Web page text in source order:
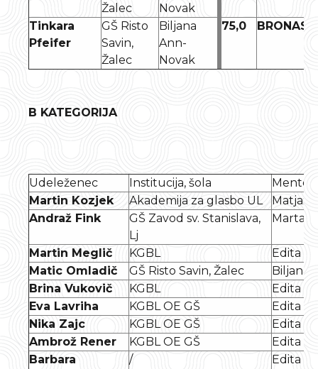
Žalec
Novak
Tinkara
Pfeifer
GŠ Risto
Savin,
Žalec
Biljana
Ann-
Novak
75,0
B KATEGORIJA
Udeleženec Institucija, šola
Mentor
Martin Kozjek
Akademija za glasbo UL
Matjaž
Andraž Fink
GŠ Zavod sv. Stanislava,
Lj
Marta
Martin Meglič KGBL
Edita
Matic Omladič
GŠ Risto Savin, Žalec
Biljana
Brina Vukovič
KGBL
Edita
Eva Lavriha
KGBL OE GŠ
Edita
Nika Zajc
KGBL OE GŠ
Edita
Ambrož Rener
KGBL OE GŠ
Edita
Barbara
/ Edita